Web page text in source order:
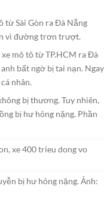
từ Sài Gòn ra Đà Nẵng
vì đường trơn trượt.
mô tô từ TP.HCM ra Đà
bất ngờ bị tai nạn. Ngay
nhân.
bị thương. Tuy nhiên,
bị hư hỏng nặng. Phần
bị hư hỏng nặng. Ảnh: